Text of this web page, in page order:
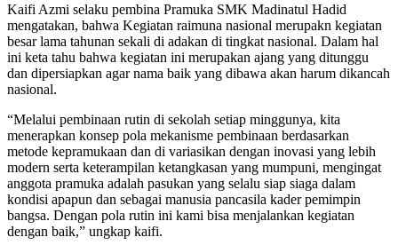
Kaifi Azmi selaku pembina Pramuka SMK Madinatul Hadid
mengatakan, bahwa Kegiatan raimuna nasional merupakn kegiatan
besar lama tahunan sekali di adakan di tingkat nasional. Dalam hal
ini keta tahu bahwa kegiatan ini merupakan ajang yang ditunggu
dan dipersiapkan agar nama baik yang dibawa akan harum dikancah
nasional.
“Melalui pembinaan rutin di sekolah setiap minggunya, kita
menerapkan konsep pola mekanisme pembinaan berdasarkan
metode kepramukaan dan di variasikan dengan inovasi yang lebih
modern serta keterampilan ketangkasan yang mumpuni, mengingat
anggota pramuka adalah pasukan yang selalu siap siaga dalam
kondisi apapun dan sebagai manusia pancasila kader pemimpin
bangsa. Dengan pola rutin ini kami bisa menjalankan kegiatan
dengan baik,” ungkap kaifi.